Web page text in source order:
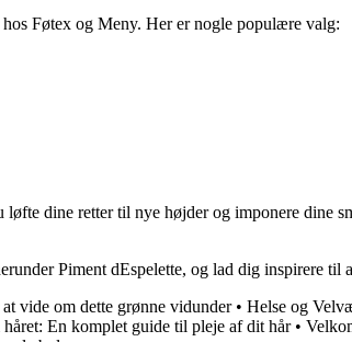
Føtex og Meny. Her er nogle populære valg:
dine retter til nye højder og imponere dine
Piment dEspelette, og lad dig inspirere til
vide om dette grønne vidunder• Helse og
En komplet guide til pleje af dit hår•